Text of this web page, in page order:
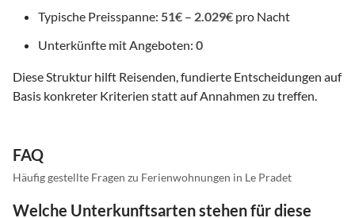
Typische Preisspanne: 51€ – 2.029€ pro Nacht
Unterkünfte mit Angeboten: 0
Diese Struktur hilft Reisenden, fundierte Entscheidungen auf
Basis konkreter Kriterien statt auf Annahmen zu treffen.
FAQ
Häufig gestellte Fragen zu Ferienwohnungen in Le Pradet
Welche Unterkunftsarten stehen für diese